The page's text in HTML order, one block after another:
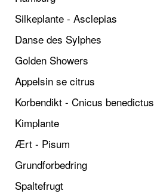
Silkeplante - Asclepias
Danse des Sylphes
Golden Showers
Appelsin se citrus
Korbendikt - Cnicus benedictus
Kimplante
Ært - Pisum
Grundforbedring
Spaltefrugt